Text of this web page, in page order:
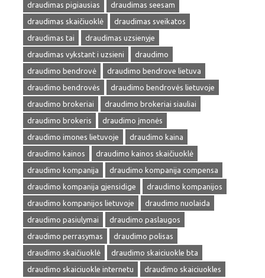
draudimas pigiausias
draudimas seesam
draudimas skaičiuoklė
draudimas sveikatos
draudimas tai
draudimas uzsienyje
draudimas vykstant i uzsieni
draudimo
draudimo bendrovė
draudimo bendrove lietuva
draudimo bendrovės
draudimo bendrovės lietuvoje
draudimo brokeriai
draudimo brokeriai siauliai
draudimo brokeris
draudimo įmonės
draudimo imones lietuvoje
draudimo kaina
draudimo kainos
draudimo kainos skaičiuoklė
draudimo kompanija
draudimo kompanija compensa
draudimo kompanija gjensidige
draudimo kompanijos
draudimo kompanijos lietuvoje
draudimo nuolaida
draudimo pasiulymai
draudimo paslaugos
draudimo perrasymas
draudimo polisas
draudimo skaičiuoklė
draudimo skaiciuokle bta
draudimo skaiciuokle internetu
draudimo skaiciuokles